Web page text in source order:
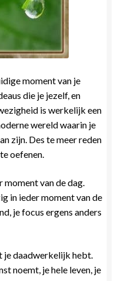
17 Archeia en hun
moment van je
die je jezelf, en
is werkelijk een
wereld waarin je
zijn. Des te meer reden
oefenen.
moment van de dag.
in ieder moment van de
je focus ergens anders
je daadwerkelijk hebt.
noemt, je hele leven, je